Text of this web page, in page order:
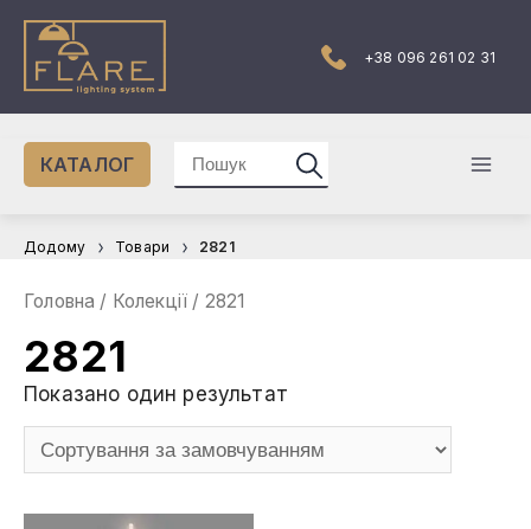
вмісту
+38 096 261 02 31
КАТАЛОГ
Шукати:
Додому Товари 2821
Головна / Колекції / 2821
2821
Показано один результат